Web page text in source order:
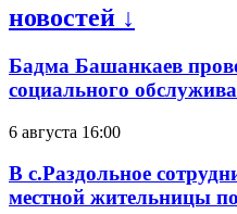
новостей ↓
Бадма Башанкаев
социального
6 августа 16:00
В с.Раздольное
местной жительницы